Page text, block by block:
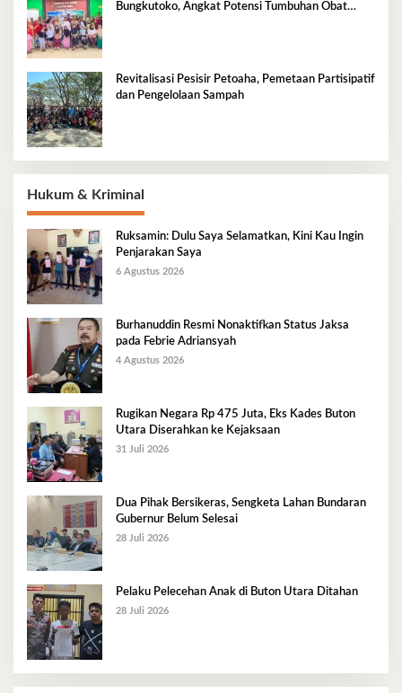
Bungkutoko, Angkat Potensi Tumbuhan Obat
Revitalisasi Pesisir Petoaha, Pemetaan Partisipatif
dan Pengelolaan Sampah
Hukum & Kriminal
Ruksamin: Dulu Saya Selamatkan, Kini Kau Ingin
Penjarakan Saya
6 Agustus 2026
Burhanuddin Resmi Nonaktifkan Status Jaksa
pada Febrie Adriansyah
4 Agustus 2026
Rugikan Negara Rp 475 Juta, Eks Kades Buton
Utara Diserahkan ke Kejaksaan
31 Juli 2026
Dua Pihak Bersikeras, Sengketa Lahan Bundaran
Gubernur Belum Selesai
28 Juli 2026
Pelaku Pelecehan Anak di Buton Utara Ditahan
28 Juli 2026